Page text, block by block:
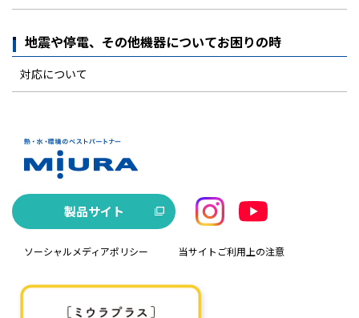
地震や停電、その他機器についてお困りの時
対応について
製品サイト
ソーシャルメディアポリシー 当サイトご利用上の注意